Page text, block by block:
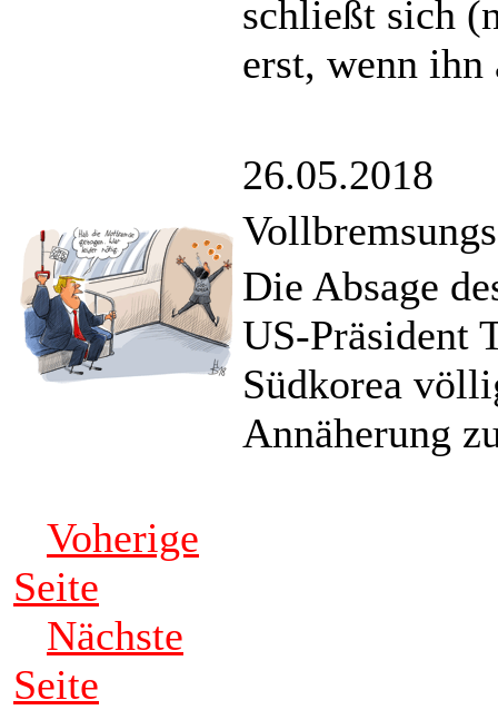
schließt sich
erst, wenn
26.05.2018
Die Absage
US-Präsident
Südkorea
Annäherung
Voherige
Seite
Nächste
Seite